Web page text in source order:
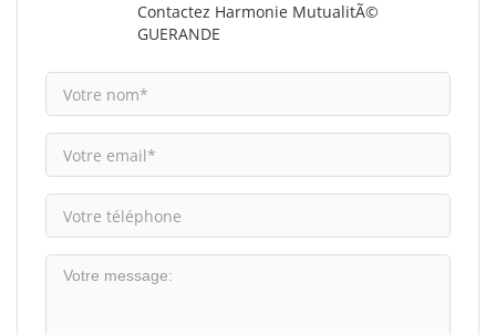
Contactez Harmonie MutualitÃ©
GUERANDE